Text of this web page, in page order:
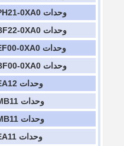
وحدات PLC 6ES7223-1PH21-0XA0
وحدات PLC 6ES7223-1BF22-0XA0
وحدات PLC 6ES7223-1EF00-0XA0
وحدات PLC 6ES7223-1BF00-0XA0
وحدات PLC 6ES5457-8EA12
وحدات PLC 6ES5521-8MB11
وحدات PLC 6ES5497-8MB11
وحدات PLC 6ES5700-8EA11